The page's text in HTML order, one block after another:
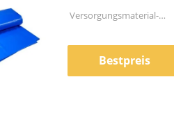
Versorgungsmaterial-
Bestpreis